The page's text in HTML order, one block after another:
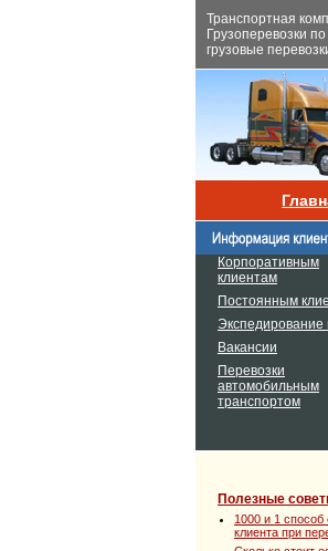
Транспортная
Грузоперевозки
грузовые
Корпоративным
клиентам
Постоянным
Экспедирование
Вакансии
Перевозки
автомобильным
транспортом
Полезные
1000 и 1 способ
клиента при